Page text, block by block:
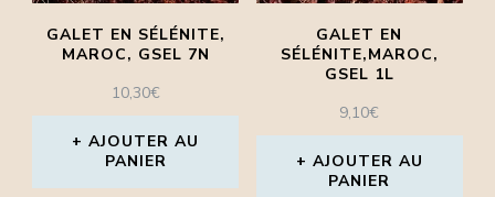
GALET EN SÉLÉNITE,
MAROC, GSEL 7N
10,30€
AJOUTER AU
PANIER
GALET EN
SÉLÉNITE,MAROC,
GSEL 1L
9,10€
AJOUTER AU
PANIER